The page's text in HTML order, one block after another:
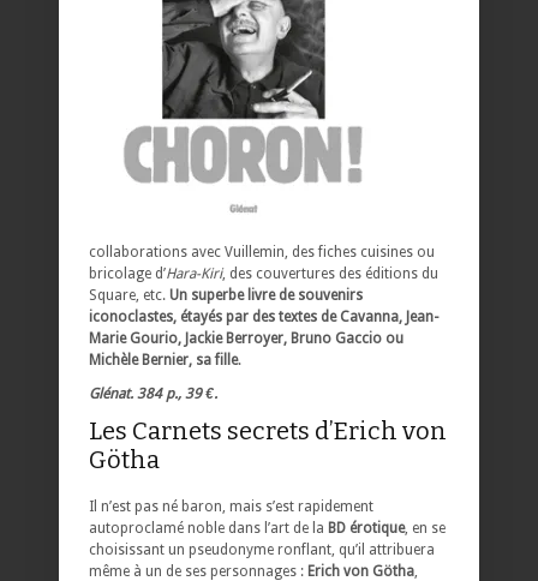
collaborations avec Vuillemin, des fiches cuisines ou
bricolage d’Hara-Kiri, des couvertures des éditions du
Square, etc. Un superbe livre de souvenirs
iconoclastes, étayés par des textes de Cavanna, Jean-
Marie Gourio, Jackie Berroyer, Bruno Gaccio ou
Michèle Bernier, sa fille.
Glénat. 384 p., 39 €.
Les Carnets secrets d’Erich von
Götha
Il n’est pas né baron, mais s’est rapidement
autoproclamé noble dans l’art de la BD érotique, en se
choisissant un pseudonyme ronflant, qu’il attribuera
même à un de ses personnages : Erich von Götha